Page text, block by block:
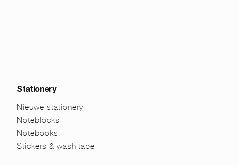
Stationery
Nieuwe stationery
Noteblocks
Notebooks
Stickers & washitape